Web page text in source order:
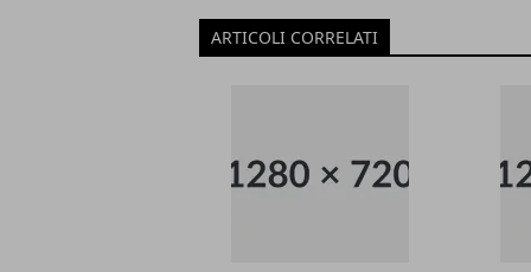
ARTICOLI CORRELATI